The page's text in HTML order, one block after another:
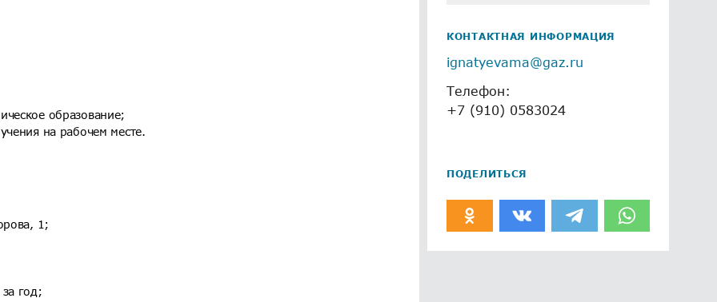
образование;
на рабочем месте.
1;
год;
КОНТАКТНАЯ ИНФОРМАЦИЯ
ignatyevama@gaz.ru
Телефон:
+7 (910) 0583024
ПОДЕЛИТЬСЯ